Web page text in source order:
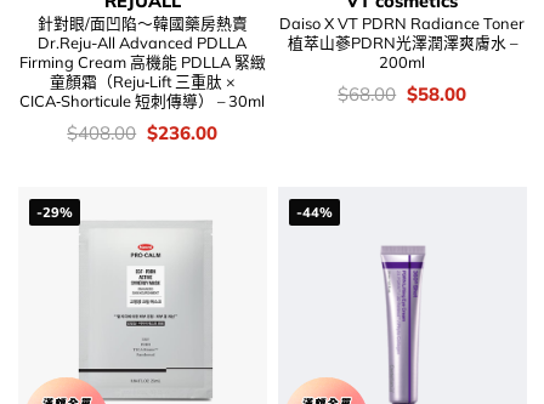
針對眼/面凹陷～韓國藥房熱賣
Dr.Reju-All Advanced PDLLA
Firming Cream 高機能 PDLLA 緊緻
童顏霜（Reju‑Lift 三重肽 ×
CICA‑Shorticule 短刺傳導） – 30ml
價
錢：
$408.00 Original
price
$236.00Current
Daiso X VT PDRN Radiance Toner
植萃山蔘PDRN光澤潤澤爽膚水 –
200ml
價
錢：
$68.00 Original
price
$58.00Current
-29% -44%